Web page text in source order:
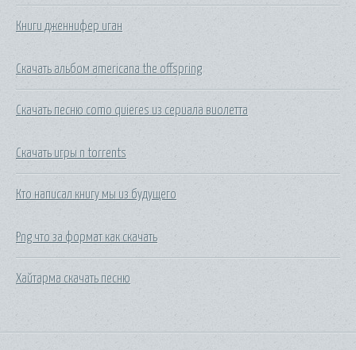
Книги дженнифер иган
Скачать альбом americana the offspring
Скачать песню como quieres из сериала виолетта
Скачать игры n torrents
Кто написал книгу мы из будущего
Png что за формат как скачать
Хайтарма скачать песню